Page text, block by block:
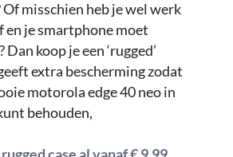
misschien heb je wel werk
en je smartphone moet
Dan koop je een ‘rugged’
extra bescherming zodat
motorola edge 40 neo in
behouden,